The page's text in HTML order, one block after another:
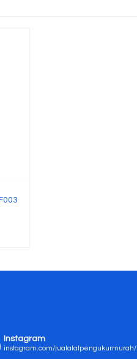
Instagram
instagram.com/jualalatpengukurmurah/